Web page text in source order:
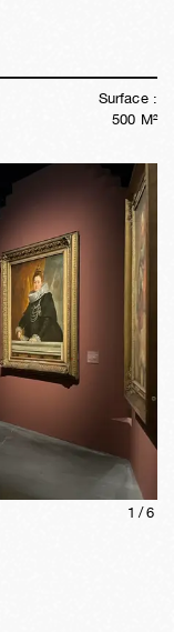
Surface :
500 M²
1/6